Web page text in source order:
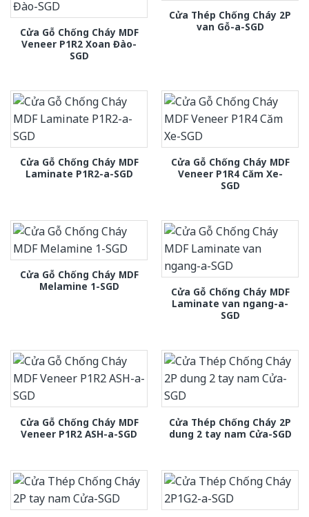
Cửa Gỗ Chống Cháy MDF
Veneer P1R2 Xoan Đào-
SGD
Cửa Thép Chống Cháy 2P
van Gỗ-a-SGD
Cửa Gỗ Chống Cháy MDF
Laminate P1R2-a-SGD
Cửa Gỗ Chống Cháy MDF
Veneer P1R4 Căm Xe-
SGD
Cửa Gỗ Chống Cháy MDF
Melamine 1-SGD
Cửa Gỗ Chống Cháy MDF
Laminate van ngang-a-
SGD
Cửa Gỗ Chống Cháy MDF
Veneer P1R2 ASH-a-SGD
Cửa Thép Chống Cháy 2P
dung 2 tay nam Cửa-SGD